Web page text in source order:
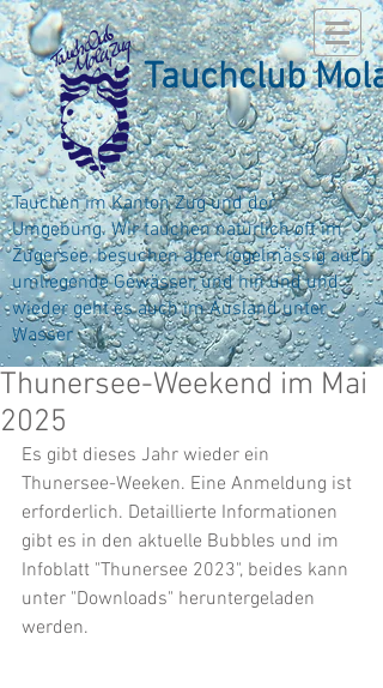
Tauchclub Mola
Tauchen im Kanton Zug und der
Umgebung. Wir tauchen natürlich oft im
Zugersee, besuchen aber regelmässig auch
umliegende Gewässer, und hin und und
wieder geht es auch im Ausland unter
Wasser
Thunersee-Weekend im Mai
2025
Es gibt dieses Jahr wieder ein
Thunersee-Weeken. Eine Anmeldung ist
erforderlich. Detaillierte Informationen
gibt es in den aktuelle Bubbles und im
Infoblatt "Thunersee 2023", beides kann
unter "Downloads" heruntergeladen
werden.